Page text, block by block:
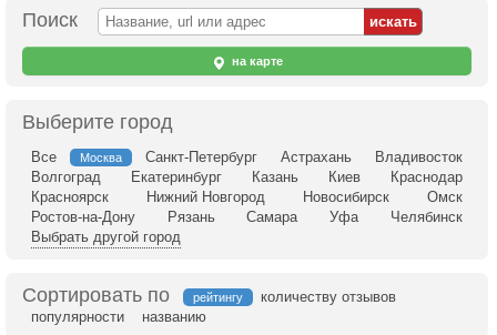
Поиск
на карте
Выберите город
Все Москва Санкт-Петербург Астрахань
Владивосток
Волгоград
Екатеринбург Казань Киев
Краснодар
Красноярск
Нижний Новгород Новосибирск
Омск
Ростов-на-Дону
Рязань Самара Уфа
Челябинск
Выбрать другой город
Сортировать по рейтингу
количеству отзывов
популярности
названию